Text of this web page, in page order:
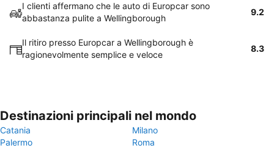
I clienti affermano che le auto di Europcar sono
abbastanza pulite a Wellingborough
9.2
Il ritiro presso Europcar a Wellingborough è
ragionevolmente semplice e veloce
8.3
Destinazioni principali nel mondo
Catania
Milano
Palermo
Roma